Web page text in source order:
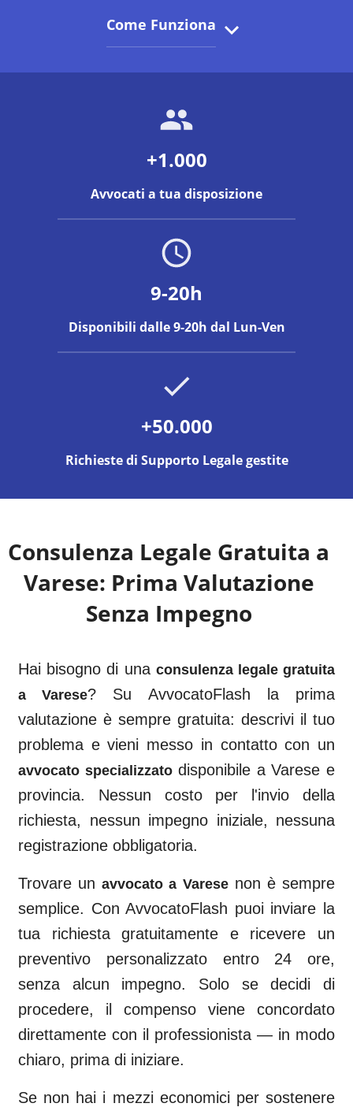
Come Funziona
+1.000
Avvocati a tua disposizione
9-20h
Disponibili dalle 9-20h dal Lun-Ven
+50.000
Richieste di Supporto Legale gestite
Consulenza Legale Gratuita a
Varese: Prima Valutazione
Senza Impegno
Hai bisogno di una consulenza legale gratuita
aVarese? Su AvvocatoFlash la prima
valutazione è sempre gratuita: descrivi il tuo
problema e vieni messo in contatto con un
avvocato specializzato disponibile aVarese e
provincia. Nessun costo per l'invio della
richiesta, nessun impegno iniziale, nessuna
registrazione obbligatoria.
Trovare unavvocato a Varesenon è sempre
semplice. Con AvvocatoFlash puoi inviare la
tua richiesta gratuitamente e ricevere un
preventivo personalizzato entro 24 ore,
senza alcun impegno. Solo se decidi di
procedere, il compenso viene concordato
direttamente con il professionista — in modo
chiaro, prima di iniziare.
Se non hai i mezzi economici per sostenere